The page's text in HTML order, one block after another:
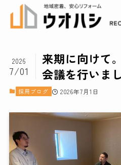
来期に向けて
会議を行いま
2026
7/01
採用ブログ 2026年7月1日